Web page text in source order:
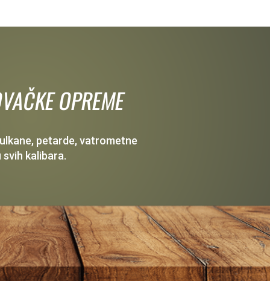
OPREME
petarde, vatrometne
kalibara.